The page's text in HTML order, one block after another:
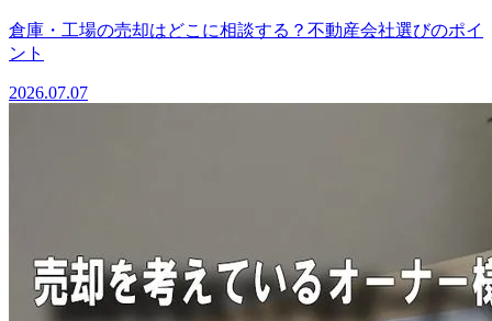
倉庫・工場の売却はどこに相談する？不動産会社選びのポイ
ント
2026.07.07